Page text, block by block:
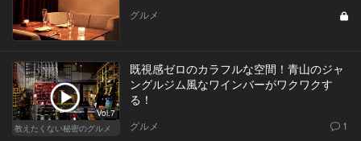
グルメ
Vol.7
教えたくない秘密のグルメ
既視感ゼロのカラフルな空間！青山のジャ
ングルジム風なワインバーがワクワクす
る！
グルメ 1